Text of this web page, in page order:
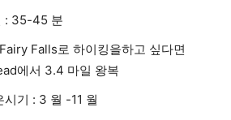
: 35-45 분
Falls로 하이킹을하고 싶다면
에서 3.4 마일 왕복
기 : 3 월 -11 월